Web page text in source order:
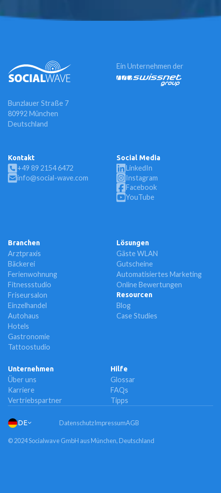
Bunzlauer Straße 7
80992 München
Deutschland
Ein Unternehmen der
Kontakt
+49 89 2154 6472
info@social-wave.com
Social Media
LinkedIn
Instagram
Facebook
YouTube
Branchen
Arztpraxis
Bäckerei
Ferienwohnung
Fitnessstudio
Friseursalon
Einzelhandel
Autohaus
Hotels
Gastronomie
Tattoostudio
Lösungen
Gäste WLAN
Gutscheine
Automatisiertes Marketing
Online Bewertungen
Resourcen
Blog
Case Studies
Unternehmen
Über uns
Karriere
Vertriebspartner
Hilfe
Glossar
FAQs
Tipps
DE
© 2024 Socialwave GmbH aus München, Deutschland
DatenschutzImpressumAGB